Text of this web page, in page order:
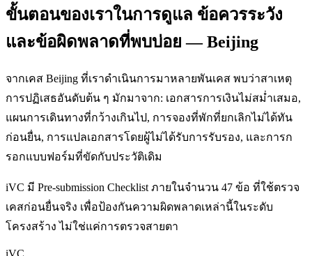
ขั้นตอนของเราในการดูแล ข้อควรระวัง
และข้อผิดพลาดที่พบบ่อย — Beijing
จากเคส Beijing ที่เราดำเนินการมาหลายพันเคส พบว่าสาเหตุ
การปฏิเสธอันดับต้น ๆ มักมาจาก: เอกสารการเงินไม่สม่ำเสมอ,
แผนการเดินทางที่กว้างเกินไป, การจองที่พักที่ยกเลิกไม่ได้ทัน
ก่อนยื่น, การแปลเอกสารโดยผู้ไม่ได้รับการรับรอง, และการก
รอกแบบฟอร์มที่ขัดกับประวัติเดิม
iVC มี Pre-submission Checklist ภายในจำนวน 47 ข้อ ที่ใช้ตรวจ
เคสก่อนยื่นจริง เพื่อป้องกันความผิดพลาดเหล่านี้ในระดับ
โครงสร้าง ไม่ใช่แค่การตรวจสายตา
iVC